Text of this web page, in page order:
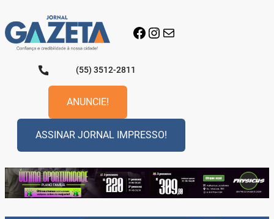
para
o
conteúdo
Facebook
Instagram
E-mail
(55) 3512-2811
ANUNCIE!
ASSINAR JORNAL IMPRESSO!